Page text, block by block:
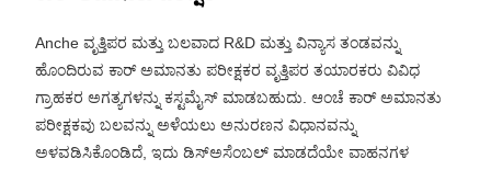
Anche ವೃತ್ತಿಪರ ಮತ್ತು ಬಲವಾದ R&D ಮತ್ತು ವಿನ್ಯಾಸ ತಂಡವನ್ನು
ಹೊಂದಿರುವ ಕಾರ್ ಅಮಾನತು ಪರೀಕ್ಷಕರ ವೃತ್ತಿಪರ ತಯಾರಕರು ವಿವಿಧ
ಗ್ರಾಹಕರ ಅಗತ್ಯಗಳನ್ನು ಕಸ್ಟಮೈಸ್ ಮಾಡಬಹುದು. ಆಂಚೆ ಕಾರ್ ಅಮಾನತು
ಪರೀಕ್ಷಕವು ಬಲವನ್ನು ಅಳೆಯಲು ಅನುರಣನ ವಿಧಾನವನ್ನು
ಅಳವಡಿಸಿಕೊಂಡಿದೆ, ಇದು ಡಿಸ್ಅಸೆಂಬಲ್ ಮಾಡದೆಯೇ ವಾಹನಗಳ